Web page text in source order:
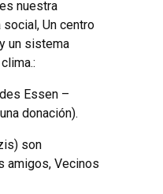
nuestra
Un centro
un sistema
Essen –
donación).
son
amigos, Vecinos